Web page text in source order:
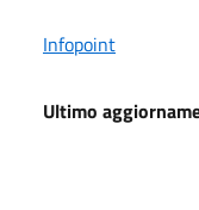
Infopoint
Ultimo